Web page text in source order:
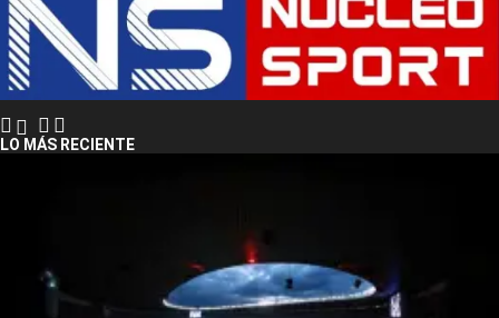
LO MÁS RECIENTE